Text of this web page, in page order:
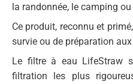
la randonnée, le camping
Ce produit, reconnu et
survie ou de préparation
Le filtre à eau LifeStraw
filtration les plus